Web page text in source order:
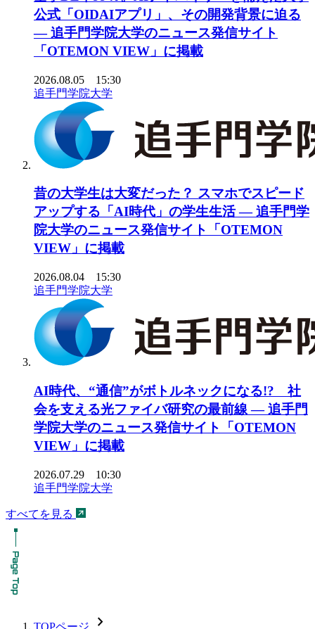
公式「OIDAIアプリ」、その開発背景に迫る
― 追手門学院大学のニュース発信サイト
「OTEMON VIEW」に掲載
2026.08.05 15:30
追手門学院大学
昔の大学生は大変だった？ スマホでスピード
アップする「AI時代」の学生生活 ― 追手門学
院大学のニュース発信サイト「OTEMON
VIEW」に掲載
2026.08.04 15:30
追手門学院大学
AI時代、“通信”がボトルネックになる!? 社
会を支える光ファイバ研究の最前線 ― 追手門
学院大学のニュース発信サイト「OTEMON
VIEW」に掲載
2026.07.29 10:30
追手門学院大学
すべてを見る
TOPページ chevron_forward